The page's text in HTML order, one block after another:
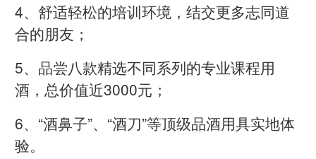
4、舒适轻松的培训环境，结交更多志同道
合的朋友；
5、品尝八款精选不同系列的专业课程用
酒，总价值近3000元；
6、“酒鼻子”、“酒刀”等顶级品酒用具实地体
验。